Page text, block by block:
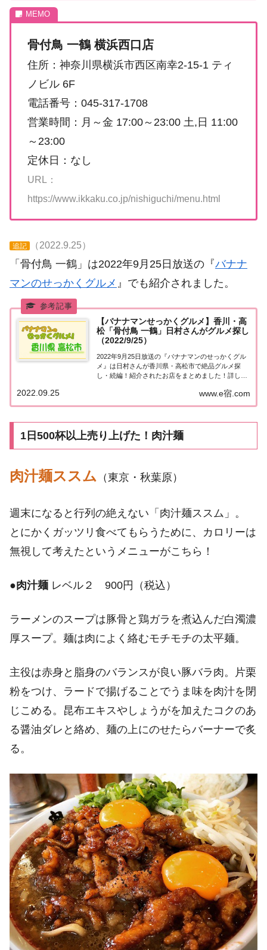
骨付鳥 一鶴 横浜西口店
住所：神奈川県横浜市西区南幸2-15-1 ティ
ノビル 6F
電話番号：045-317-1708
営業時間：月～金 17:00～23:00 土,日 11:00
～23:00
定休日：なし
URL：
https://www.ikkaku.co.jp/nishiguchi/menu.html
追記 （2022.9.25）
「骨付鳥 一鶴」は2022年9月25日放送の『バナナ
マンのせっかくグルメ 』でも紹介されました。
【バナナマンせっかくグルメ】香川・高
松「骨付鳥 一鶴」日村さんがグルメ探し
（2022/9/25）
2022年9月25日放送の『バナナマンのせっかくグル
メ』は日村さんが香川県・高松市で絶品グルメ探
し・続編！紹介されたお店をまとめました！詳しく
探し・続編地元の人に「せっかくこの町に来たなら
食べたほうがいいグルメは何ですか？」と聞き込
www.e宿.com
2022.09.25
1日500杯以上売り上げた！肉汁麺
肉汁麺ススム （東京・秋葉原）
週末になると行列の絶えない「肉汁麺ススム」。
とにかくガッツリ食べてもらうために、カロリーは
無視して考えたというメニューがこちら！
●肉汁麺 レベル２ 900円（税込）
ラーメンのスープは豚骨と鶏ガラを煮込んだ白濁濃
厚スープ。麺は肉によく絡むモチモチの太平麺。
主役は赤身と脂身のバランスが良い豚バラ肉。片栗
粉をつけ、ラードで揚げることでうま味を肉汁を閉
じこめる。昆布エキスやしょうがを加えたコクのあ
る醤油ダレと絡め、麺の上にのせたらバーナーで炙
る。